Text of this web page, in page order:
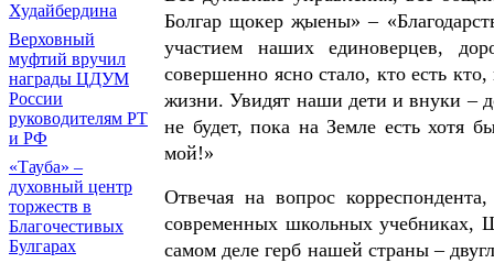
Худайбердина
Верховный
муфтий вручил
награды ЦДУМ
России
руководителям РТ
и РФ
«Тауба» –
духовный центр
торжеств в
Благочестивых
Булгарах
Болгар щокер җыены» –
участием наших единоверцев,
совершенно ясно стало, кто есть
жизни. Увидят наши дети и внуки –
не будет, пока на Земле есть хотя
мой!»
Отвечая на вопрос
современных школьных учебниках,
самом деле герб нашей страны –